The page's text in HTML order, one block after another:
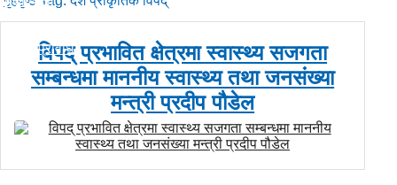
सूचना/प्रविधि
विपद् प्रभावित क्षेत्रमा स्वास्थ्य सजगता
सम्बन्धमा माननीय स्वास्थ्य तथा जनसंख्या
मन्त्री प्रदीप पौडेल